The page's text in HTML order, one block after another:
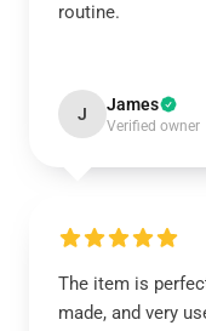
routine.
J James
Verified owner
The item is
made, and very